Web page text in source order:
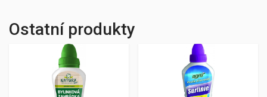
Ostatní produkty